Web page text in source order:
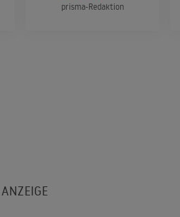
prisma-Redaktion